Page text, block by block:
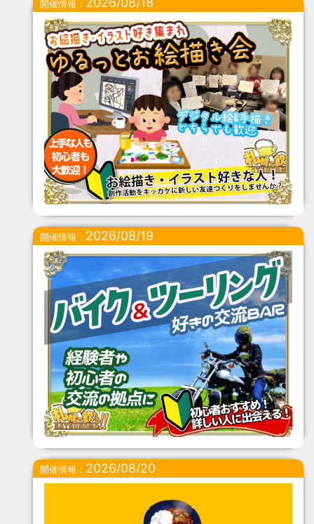
開催情報：
開催情報： 2026/08/19
開催情報： 2026/08/20